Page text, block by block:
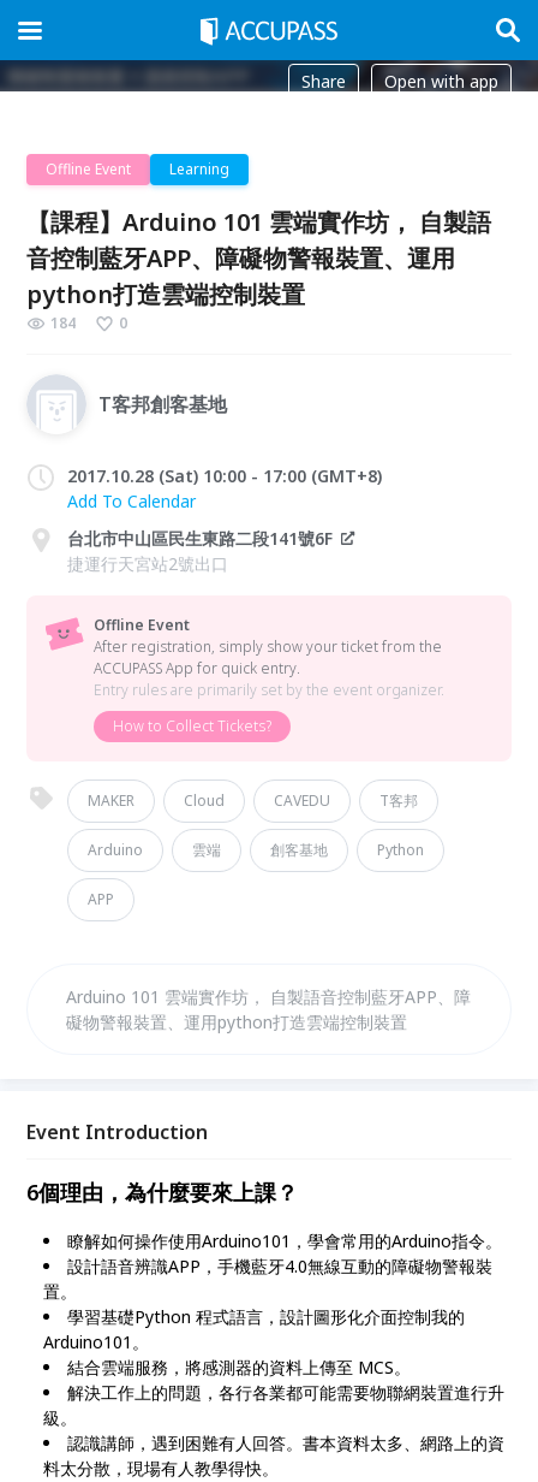
Share Open with app
Offline Event Learning
【課程】Arduino 101 雲端實作坊， 自製語
音控制藍牙APP、障礙物警報裝置、運用
python打造雲端控制裝置
184 0
T客邦創客基地
2017.10.28 (Sat) 10:00 - 17:00 (GMT+8)
Add To Calendar
台北市中山區民生東路二段141號6F
捷運行天宮站2號出口
Offline Event
After registration, simply show your ticket from the
ACCUPASS App for quick entry.
Entry rules are primarily set by the event organizer.
How to Collect Tickets?
MAKER Cloud CAVEDU T客邦
Arduino 雲端 創客基地 Python
APP
Arduino 101 雲端實作坊， 自製語音控制藍牙APP、障
礙物警報裝置、運用python打造雲端控制裝置
Event Introduction
6個理由，為什麼要來上課？
瞭解如何操作使用Arduino101，學會常用的Arduino指令。
設計語音辨識APP，手機藍牙4.0無線互動的障礙物警報裝
置。
學習基礎Python 程式語言，設計圖形化介面控制我的
Arduino101。
結合雲端服務，將感測器的資料上傳至 MCS。
解決工作上的問題，各行各業都可能需要物聯網裝置進行升
級。
認識講師，遇到困難有人回答。書本資料太多、網路上的資
料太分散，現場有人教學得快。